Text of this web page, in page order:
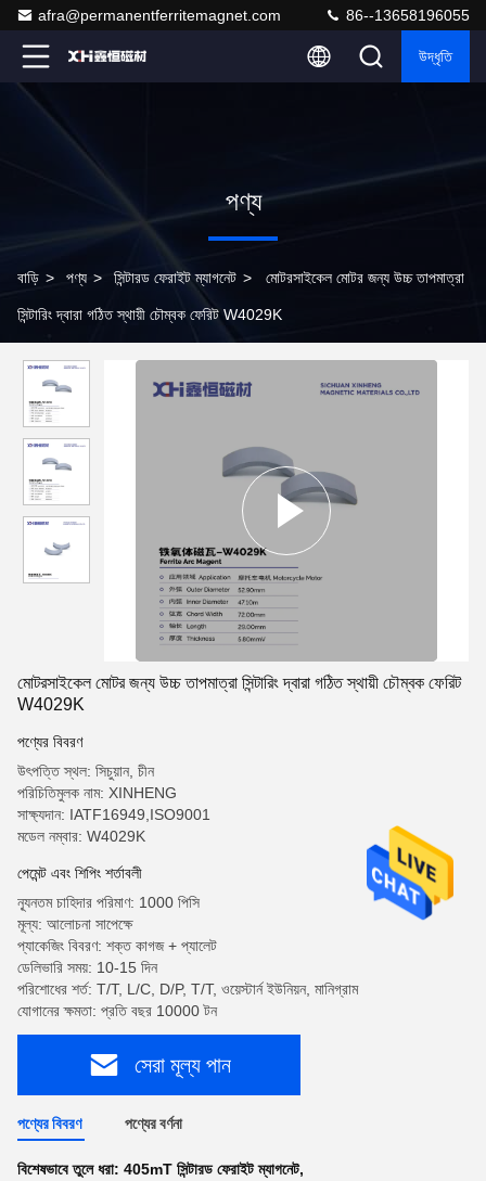
afra@permanentferritemagnet.com 86--13658196055
উদ্ধৃতি
পণ্য
বাড়ি > পণ্য > সিন্টারড ফেরাইট ম্যাগনেট > মোটরসাইকেল মোটর জন্য উচ্চ তাপমাত্রা
সিন্টারিং দ্বারা গঠিত স্থায়ী চৌম্বক ফেরিট W4029K
মোটরসাইকেল মোটর জন্য উচ্চ তাপমাত্রা সিন্টারিং দ্বারা গঠিত স্থায়ী চৌম্বক ফেরিট
W4029K
পণ্যের বিবরণ
উৎপত্তি স্থল: সিচুয়ান, চীন
পরিচিতিমুলক নাম: XINHENG
সাক্ষ্যদান: IATF16949,ISO9001
মডেল নম্বার: W4029K
পেমেন্ট এবং শিপিং শর্তাবলী
ন্যূনতম চাহিদার পরিমাণ: 1000 পিসি
মূল্য: আলোচনা সাপেক্ষে
প্যাকেজিং বিবরণ: শক্ত কাগজ + প্যালেট
ডেলিভারি সময়: 10-15 দিন
পরিশোধের শর্ত: T/T, L/C, D/P, T/T, ওয়েস্টার্ন ইউনিয়ন, মানিগ্রাম
যোগানের ক্ষমতা: প্রতি বছর 10000 টন
সেরা মূল্য পান
পণ্যের বিবরণ পণ্যের বর্ণনা
বিশেষভাবে তুলে ধরা: 405mT সিন্টারড ফেরাইট ম্যাগনেট,